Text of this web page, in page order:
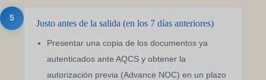
5
Justo antes de la salida (en los 7 días anteriores)
Presentar una copia de los documentos ya
autenticados ante AQCS y obtener la
autorización previa (Advance NOC) en un plazo